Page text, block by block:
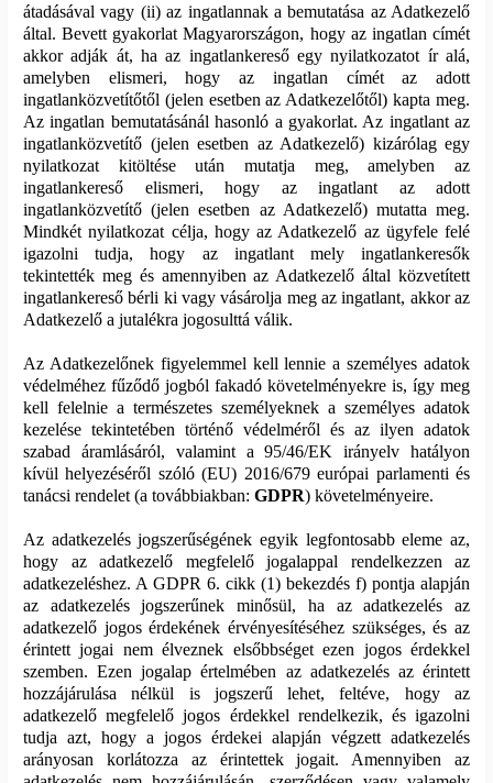
átadásával vagy (ii) az ingatlannak a bemutatása az Adatkezelő
által. Bevett gyakorlat Magyarországon, hogy az ingatlan címét
akkor adják át, ha az ingatlankereső egy nyilatkozatot ír alá,
amelyben elismeri, hogy az ingatlan címét az adott
ingatlanközvetítőtől (jelen esetben az Adatkezelőtől) kapta meg.
Az ingatlan bemutatásánál hasonló a gyakorlat. Az ingatlant az
ingatlanközvetítő (jelen esetben az Adatkezelő) kizárólag egy
nyilatkozat kitöltése után mutatja meg, amelyben az
ingatlankereső elismeri, hogy az ingatlant az adott
ingatlanközvetítő (jelen esetben az Adatkezelő) mutatta meg.
Mindkét nyilatkozat célja, hogy az Adatkezelő az ügyfele felé
igazolni tudja, hogy az ingatlant mely ingatlankeresők
tekintették meg és amennyiben az Adatkezelő által közvetített
ingatlankereső bérli ki vagy vásárolja meg az ingatlant, akkor az
Adatkezelő a jutalékra jogosulttá válik.
Az Adatkezelőnek figyelemmel kell lennie a személyes adatok
védelméhez fűződő jogból fakadó követelményekre is, így meg
kell felelnie a természetes személyeknek a személyes adatok
kezelése tekintetében történő védelméről és az ilyen adatok
szabad áramlásáról, valamint a 95/46/EK irányelv hatályon
kívül helyezéséről szóló (EU) 2016/679 európai parlamenti és
tanácsi rendelet (a továbbiakban: GDPR) követelményeire.
Az adatkezelés jogszerűségének egyik legfontosabb eleme az,
hogy az adatkezelő megfelelő jogalappal rendelkezzen az
adatkezeléshez. A GDPR 6. cikk (1) bekezdés f) pontja alapján
az adatkezelés jogszerűnek minősül, ha az adatkezelés az
adatkezelő jogos érdekének érvényesítéséhez szükséges, és az
érintett jogai nem élveznek elsőbbséget ezen jogos érdekkel
szemben. Ezen jogalap értelmében az adatkezelés az érintett
hozzájárulása nélkül is jogszerű lehet, feltéve, hogy az
adatkezelő megfelelő jogos érdekkel rendelkezik, és igazolni
tudja azt, hogy a jogos érdekei alapján végzett adatkezelés
arányosan korlátozza az érintettek jogait. Amennyiben az